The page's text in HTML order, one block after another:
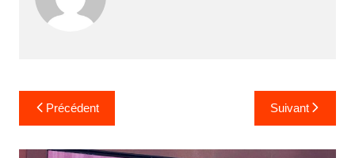
Navigation
de
l’article
Précédent Suivant